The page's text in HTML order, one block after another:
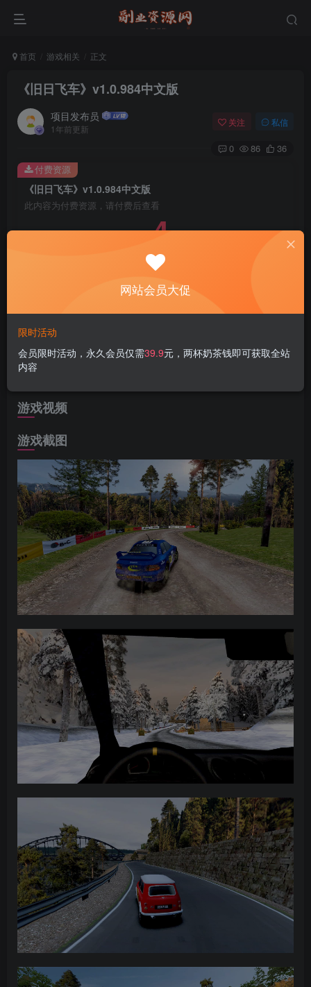
首页 游戏相关 正文
《旧日飞车》v1.0.984中文版
项目发布员
1年前更新
关注 私信
0 86 36
《旧日飞车》v1.0.984中文版
此内容为付费资源，请付费后查看
4
付费资源
游戏介绍
《旧日飞车》是一款怀旧风拉力赛车游戏。赛道竞速，世界
巡回，在复古的画面里回归赛车游戏本源的速度与激情！
游戏视频
游戏截图
网站会员大促
限时活动
会员限时活动，永久会员仅需39.9元，两杯奶茶钱即可获取全站
内容